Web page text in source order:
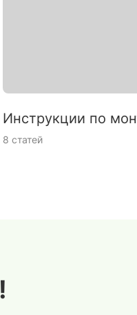
Инструкции по
8 статей